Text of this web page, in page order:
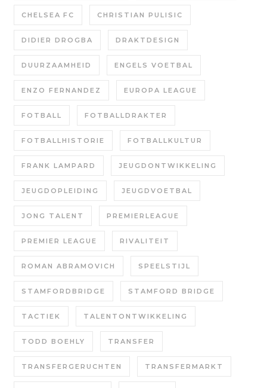
CHELSEA FC CHRISTIAN PULISIC
DIDIER DROGBA DRAKTDESIGN
DUURZAAMHEID ENGELS VOETBAL
ENZO FERNANDEZ EUROPA LEAGUE
FOTBALL FOTBALLDRAKTER
FOTBALLHISTORIE FOTBALLKULTUR
FRANK LAMPARD JEUGDONTWIKKELING
JEUGDOPLEIDING JEUGDVOETBAL
JONG TALENT PREMIERLEAGUE
PREMIER LEAGUE RIVALITEIT
ROMAN ABRAMOVICH SPEELSTIJL
STAMFORDBRIDGE STAMFORD BRIDGE
TACTIEK TALENTONTWIKKELING
TODD BOEHLY TRANSFER
TRANSFERGERUCHTEN TRANSFERMARKT